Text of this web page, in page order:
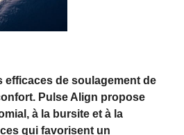
efficaces de soulagement de
Pulse Align propose
à la bursite et à la
qui favorisent un